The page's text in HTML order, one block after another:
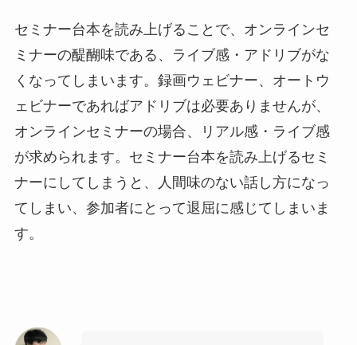
セミナー台本を読み上げることで、オンラインセ
ミナーの醍醐味である、ライブ感・アドリブがな
くなってしまいます。録画ウェビナー、オートウ
ェビナーであればアドリブは必要ありませんが、
オンラインセミナーの場合、リアル感・ライブ感
が求められます。セミナー台本を読み上げるセミ
ナーにしてしまうと、人間味のない話し方になっ
てしまい、参加者にとって退屈に感じてしまいま
す。